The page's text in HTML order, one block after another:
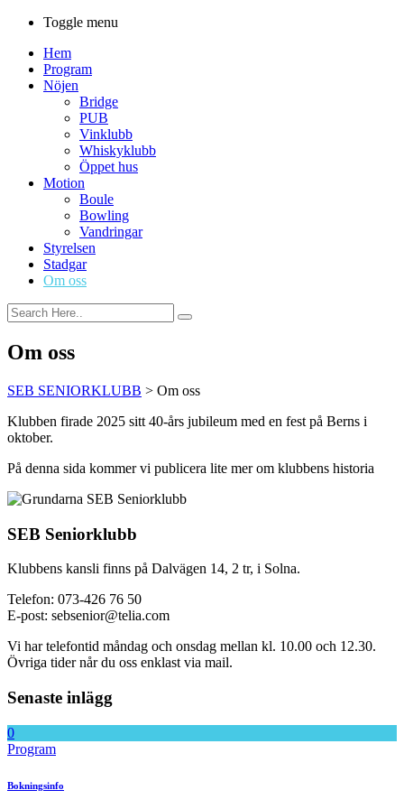
Toggle menu
Hem
Program
Nöjen
Bridge
PUB
Vinklubb
Whiskyklubb
Öppet hus
Motion
Boule
Bowling
Vandringar
Styrelsen
Stadgar
Om oss
Om oss
SEB SENIORKLUBB > Om oss
Klubben firade 2025 sitt 40-års jubileum med en fest på Berns i
oktober.
På denna sida kommer vi publicera lite mer om klubbens historia
SEB Seniorklubb
Klubbens kansli finns på Dalvägen 14, 2 tr, i Solna.
Telefon: 073-426 76 50
E-post: sebsenior@telia.com
Vi har telefontid måndag och onsdag mellan kl. 10.00 och 12.30.
Övriga tider når du oss enklast via mail.
Senaste inlägg
0
Program
Bokningsinfo